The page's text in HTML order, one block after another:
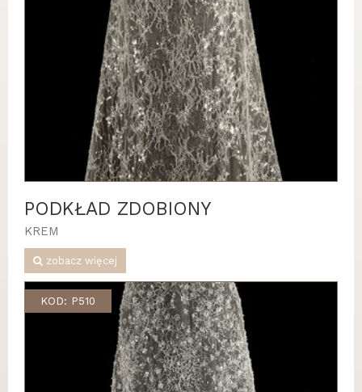
PODKŁAD ZDOBIONY
KREM
zobacz więcej
KOD: P510